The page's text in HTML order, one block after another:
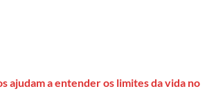
ajudam a entender os limites da vida no